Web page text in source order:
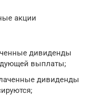
акции
дивиденды
выплаты;
дивиденды